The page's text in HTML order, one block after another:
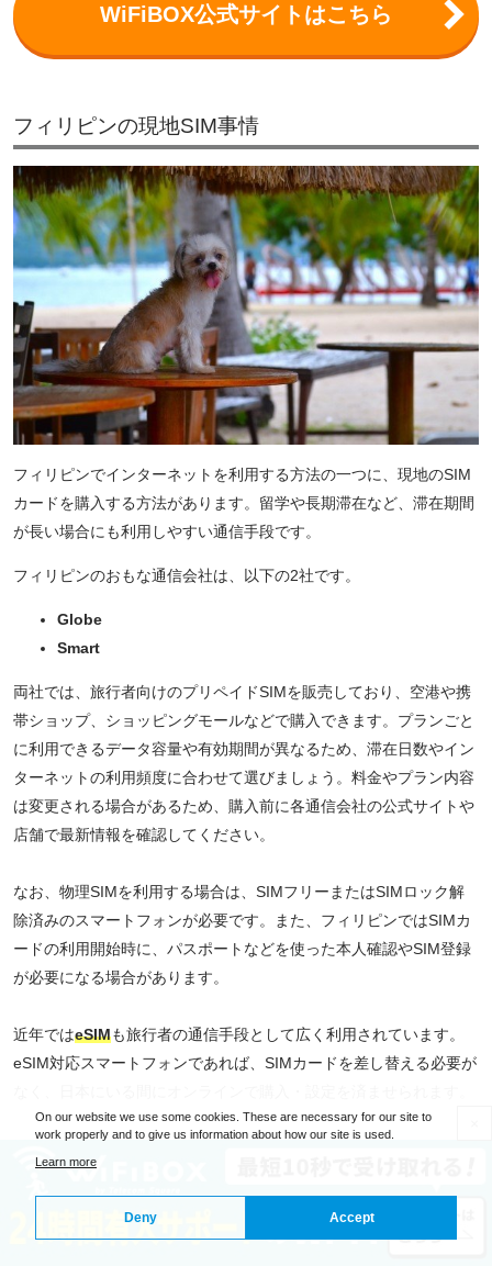
WiFiBOX公式サイトはこちら
フィリピンの現地SIM事情
フィリピンでインターネットを利用する方法の一つに、現地のSIM
カードを購入する方法があります。留学や長期滞在など、滞在期間
が長い場合にも利用しやすい通信手段です。
フィリピンのおもな通信会社は、以下の2社です。
Globe
Smart
両社では、旅行者向けのプリペイドSIMを販売しており、空港や携
帯ショップ、ショッピングモールなどで購入できます。プランごと
に利用できるデータ容量や有効期間が異なるため、滞在日数やイン
ターネットの利用頻度に合わせて選びましょう。料金やプラン内容
は変更される場合があるため、購入前に各通信会社の公式サイトや
店舗で最新情報を確認してください。
なお、物理SIMを利用する場合は、SIMフリーまたはSIMロック解
除済みのスマートフォンが必要です。また、フィリピンではSIMカ
ードの利用開始時に、パスポートなどを使った本人確認やSIM登録
が必要になる場合があります。
近年ではeSIMも旅行者の通信手段として広く利用されています。
eSIM対応スマートフォンであれば、SIMカードを差し替える必要が
関連記事
On our website we use some cookies. These are necessary for our site to
work properly and to give us information about how our site is used.
Learn more
Deny Accept